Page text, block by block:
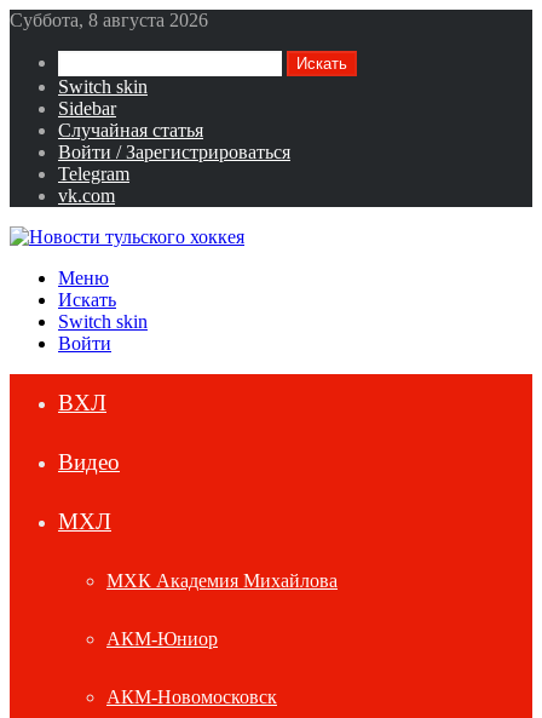
Суббота, 8 августа 2026
Искать
Switch skin
Sidebar
Случайная статья
Войти / Зарегистрироваться
Telegram
vk.com
Меню
Искать
Switch skin
Войти
ВХЛ
Видео
МХЛ
МХК Академия Михайлова
АКМ-Юниор
АКМ-Новомосковск